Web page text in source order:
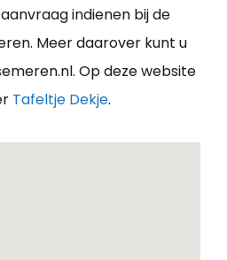
indienen bij de
Meer daarover kunt u
Op deze website
Tafeltje Dekje.